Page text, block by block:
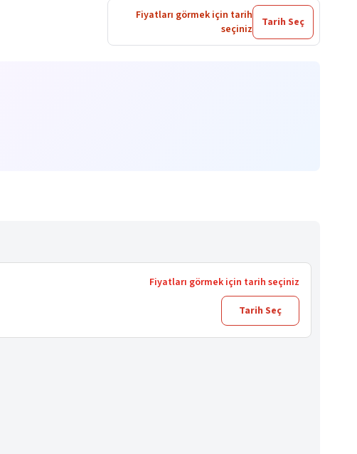
Fiyatları görmek için tarih
seçiniz
Tarih Seç
Fiyatları görmek için tarih seçiniz
Tarih Seç